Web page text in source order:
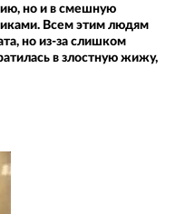
но и в смешную
Всем этим людям
но из-за слишком
в злостную жижу,